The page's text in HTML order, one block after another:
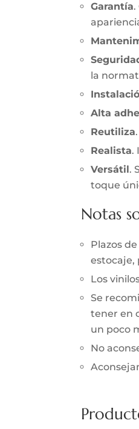
Garantía.
la
Alta
Reutiliza
Realista.
Versátil .
toque
Notas
Plazos
estocaje,
Los
Se
tener en
un poco
No